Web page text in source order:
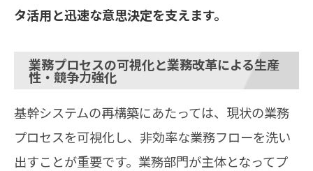
タ活用と迅速な意思決定を支えます。
業務プロセスの可視化と業務改革による生産
性・競争力強化
基幹システムの再構築にあたっては、現状の業務
プロセスを可視化し、非効率な業務フローを洗い
出すことが重要です。業務部門が主体となってプ